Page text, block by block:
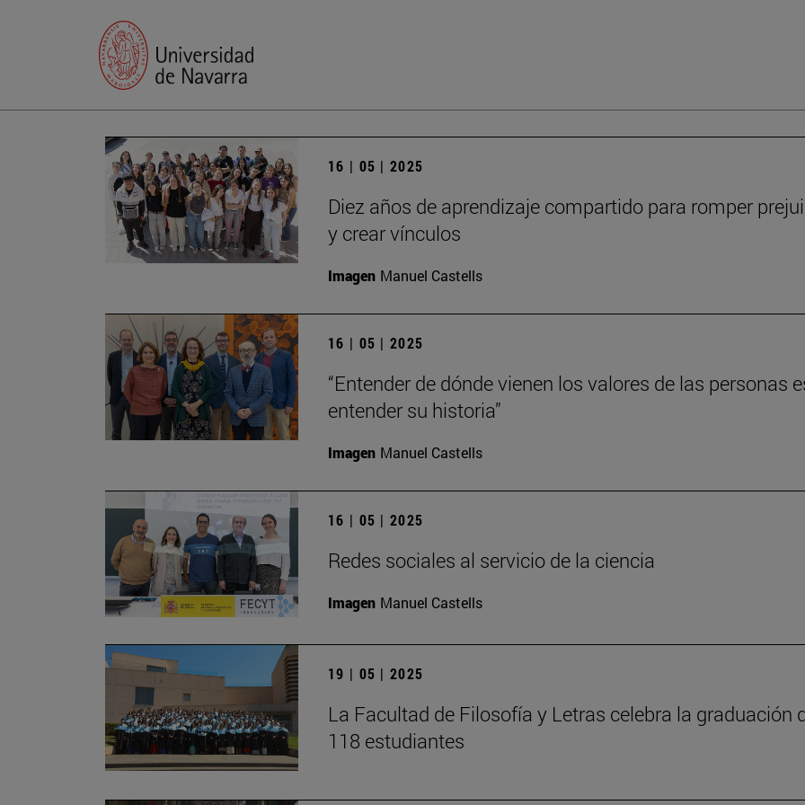
16 | 05 | 2025
Diez años de aprendizaje compartido para romper
y crear vínculos
Imagen Manuel Castells
16 | 05 | 2025
“Entender de dónde vienen los valores de las personas
entender su historia”
Imagen Manuel Castells
16 | 05 | 2025
Redes sociales al servicio de la ciencia
Imagen Manuel Castells
19 | 05 | 2025
La Facultad de Filosofía y Letras celebra la graduación
118 estudiantes